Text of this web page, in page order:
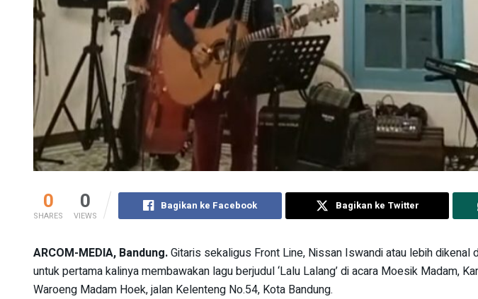
0
SHARES
0
VIEWS
Bagikan ke Facebook Bagikan ke Twitter
ARCOM-MEDIA, Bandung.Gitaris sekaligus Front Line, Nissan Iswandi atau lebih dikenal
untuk pertama kalinya membawakan lagu berjudul ‘Lalu Lalang’ di acara Moesik Madam,
Waroeng Madam Hoek, jalan Kelenteng No.54, Kota Bandung.